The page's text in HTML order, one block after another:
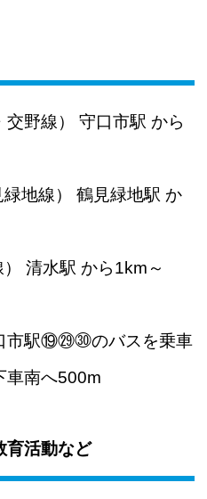
野線） 守口市駅 から
地線） 鶴見緑地駅 か
清水駅 から1km～
駅⑲㉙㉚のバスを乗車
車南へ500m
育活動など